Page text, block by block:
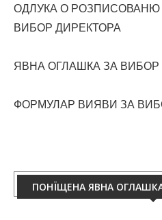
ОДЛУКА О
ВИБОР ДИРЕКТОРА
ЯВНА ОГЛАШКА ЗА ВИБОР
ФОРМУЛАР ВИЯВИ ЗА
ПОНЇЩЕНА ЯВНА